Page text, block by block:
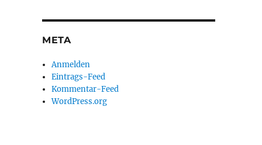
META
Anmelden
Eintrags-Feed
Kommentar-Feed
WordPress.org